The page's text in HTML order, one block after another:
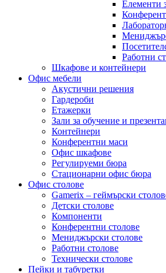
Елементи
Работни
Шкафове и контейнери
Офис мебели
Акустични решения
Гардероби
Етажерки
Зали за обучение и
Контейнери
Конферентни маси
Офис шкафове
Регулируеми бюра
Стационарни офис бюра
Офис столове
Gamerix – геймърски
Детски столове
Компоненти
Конферентни столове
Мениджърски столове
Работни столове
Технически столове
Пейки и табуретки